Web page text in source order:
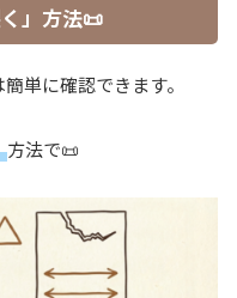
」方法📜
単に確認できます。
方法で📜